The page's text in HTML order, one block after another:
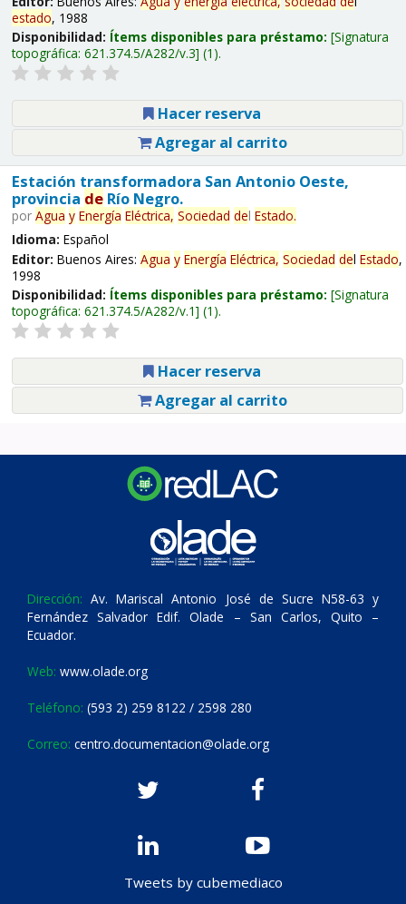
estado, 1988
Disponibilidad: Ítems disponibles para préstamo: Signatura
topográfica: 621.374.5/A282/v.3 (1).
Hacer reserva
Agregar al carrito
Estación transformadora San Antonio Oeste,
provincia deRío Negro.
por Agua y Energía Eléctrica, Sociedad del Estado.
Idioma: Español
Editor: Buenos Aires: Agua y Energía Eléctrica, Sociedad del Estado,
1998
Disponibilidad: Ítems disponibles para préstamo: Signatura
topográfica: 621.374.5/A282/v.1 (1).
Hacer reserva
Agregar al carrito
Dirección: Av. Mariscal Antonio José de Sucre N58-63 y
Fernández Salvador Edif. Olade – San Carlos, Quito –
Ecuador.
Web: www.olade.org
Teléfono: (593 2) 259 8122 / 2598 280
Correo: centro.documentacion@olade.org
Tweets by cubemediaco